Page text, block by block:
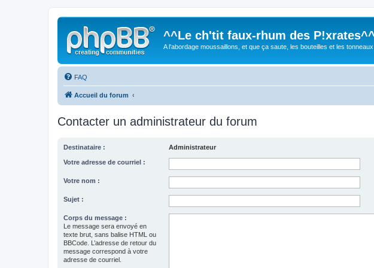
^^Le ch'tit faux-rhum des P!xrates^^
A l'abordage moussaillons, et que ça saute, les bouteilles et les
FAQ
Accueil du forum
Contacter un administrateur du forum
Destinataire : Administrateur
Votre adresse de courriel :
Votre nom :
Sujet :
Corps du message :
Le message sera envoyé en
texte brut, sans balise HTML ou
BBCode. L’adresse de retour du
message correspond à votre
adresse de courriel.